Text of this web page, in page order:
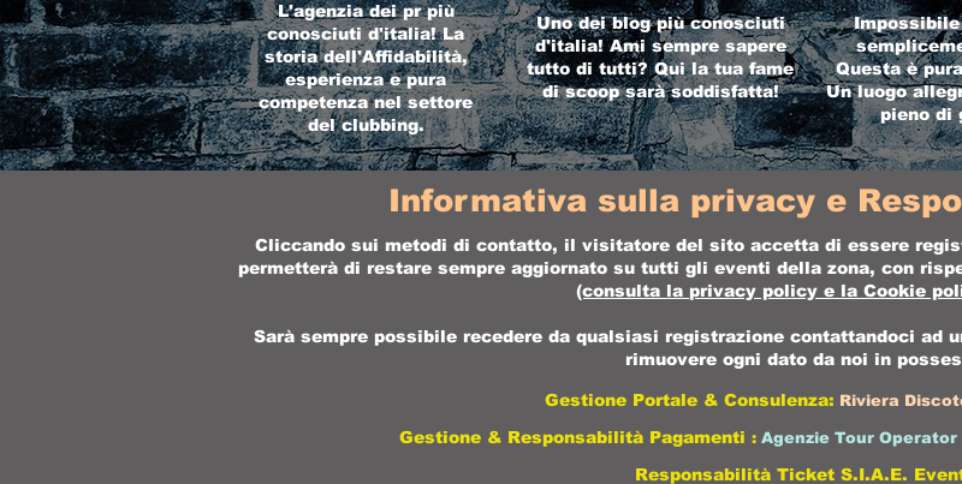
L'agenzia dei pr più
conosciuti d'italia! La
storia dell'Affidabilità,
esperienza e pura
competenza nel settore
del clubbing.
Uno dei blog più conosciuti
d'italia! Ami sempre sapere
tutto di tutti? Qui la tua fame
di scoop sarà soddisfatta!
Questa è
Un luogo
pieno di
Informativa sulla privacy e
Cliccando sui metodi di contatto, il visitatore del sito accetta di essere
permetterà di restare sempre aggiornato su tutti gli eventi della zona, con
(consulta la privacy policy e la Cookie
Sarà sempre possibile recedere da qualsiasi registrazione contattandoci ad
rimuovere ogni dato da noi in
Gestione Portale & Consulenza: Riviera
Gestione & Responsabilità Pagamenti : Agenzie Tour
Responsabilità Ticket S.I.A.E.